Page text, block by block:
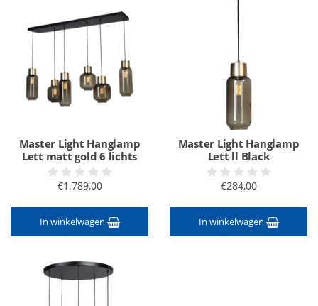
Master Light Hanglamp
Lett matt gold 6 lichts
€1.789,00
In winkelwagen
Master Light Hanglamp
Lett ll Black
€284,00
In winkelwagen